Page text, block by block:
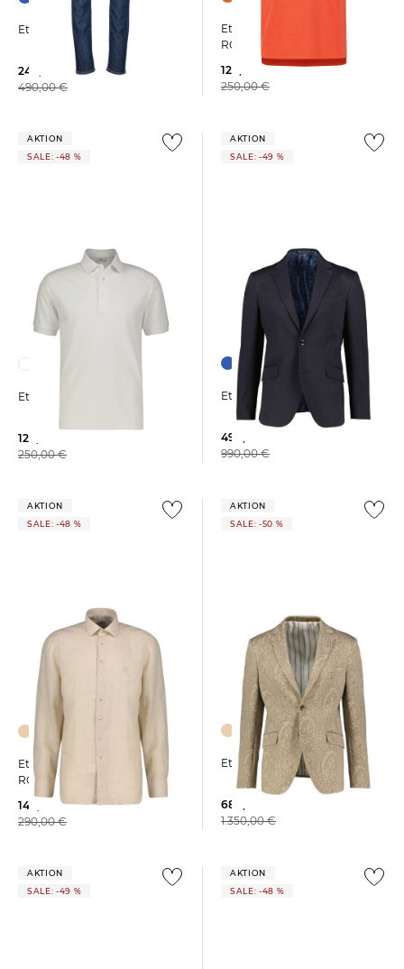
Etro | Herren Jeans Slim Fit
249,99 €
490,00 €
Etro | Herren Poloshirt
ROMA
129,99 €
250,00 €
AKTION
SALE: -48 %
129,99 €
250,00 €
AKTION
SALE: -49 %
Etro | Herren Blazer ROMA
499,99 €
990,00 €
AKTION
SALE: -48 %
Etro | Herren Leinenhemd
ROMA LOGO
149,99 €
290,00 €
AKTION
SALE: -50 %
Etro | Herren Sakko ROMA
680,00 €
1.350,00 €
AKTION
SALE: -49 %
AKTION
SALE: -48 %